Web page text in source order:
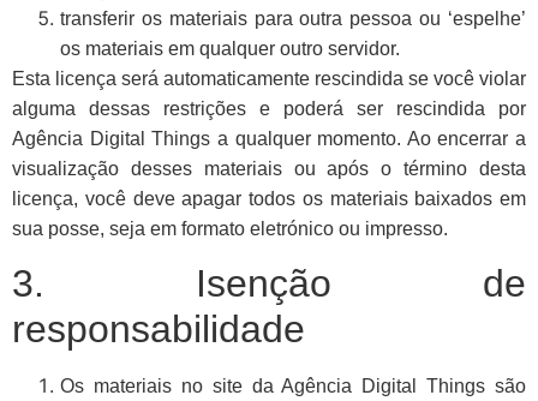
transferir os materiais para outra pessoa ou ‘espelhe’
os materiais em qualquer outro servidor.
Esta licença será automaticamente rescindida se você violar
alguma dessas restrições e poderá ser rescindida por
Agência Digital Things a qualquer momento. Ao encerrar a
visualização desses materiais ou após o término desta
licença, você deve apagar todos os materiais baixados em
sua posse, seja em formato eletrónico ou impresso.
3. Isenção de
responsabilidade
Os materiais no site da Agência Digital Things são